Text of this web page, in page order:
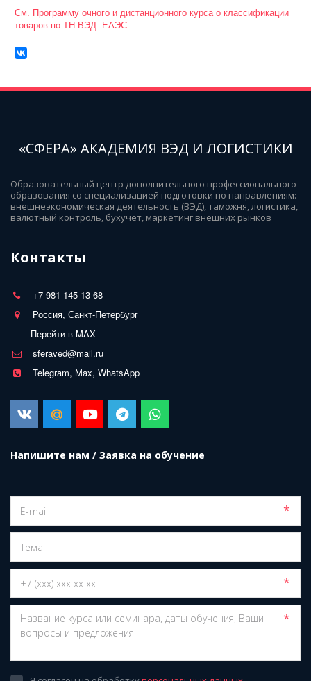
См. Программу очного и дистанционного курса о классификации
товаров по ТН ВЭД ЕАЭС
«СФЕРА» АКАДЕМИЯ ВЭД И ЛОГИСТИКИ
Образовательный центр дополнительного профессионального
образования со специализацией подготовки по направлениям:
внешнеэкономическая деятельность (ВЭД), таможня, логистика,
валютный контроль, бухучёт, маркетинг внешних рынков
Контакты
+7 981 145 13 68
Россия, Санкт-Петербург
Перейти в MAX
sferaved@mail.ru
Telegram, Max, WhatsApp
Напишите нам / Заявка на обучение
*
*
*